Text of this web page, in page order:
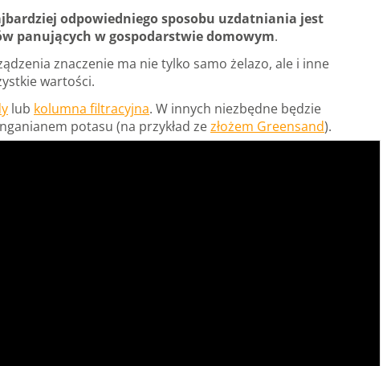
odpowiedniego sposobu uzdatniania jest
panujących w gospodarstwie domowym.
znaczenie ma nie tylko samo żelazo, ale i inne
wartości.
lub kolumna filtracyjna. W innych niezbędne będzie
potasu (na przykład zezłożem Greensand).